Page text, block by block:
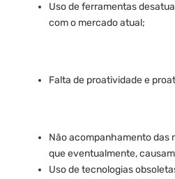
Uso de ferramentas
com o mercado atual;
Falta de proatividade e
Não acompanhamento das
que eventualmente,
Uso de tecnologias